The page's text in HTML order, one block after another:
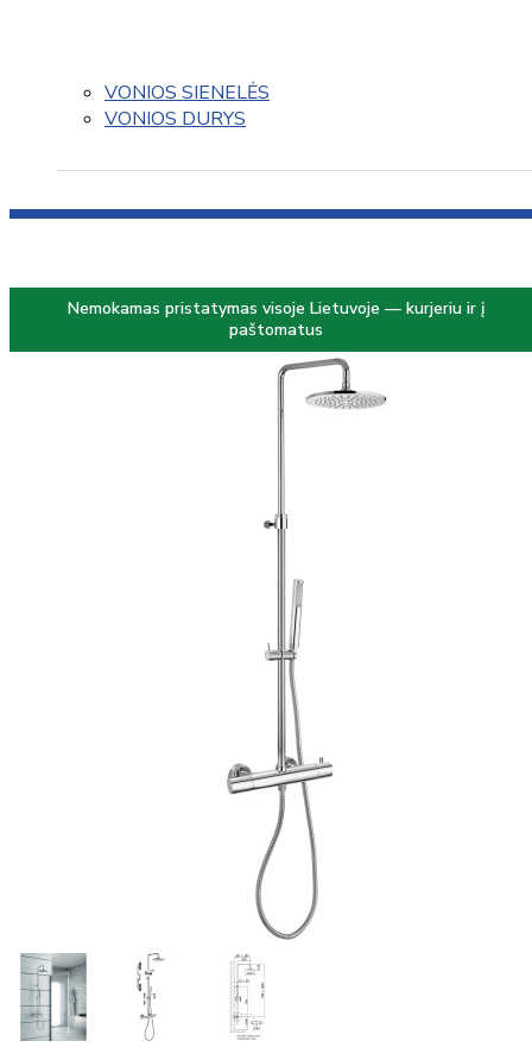
VONIOS SIENELĖS
VONIOS DURYS
Nemokamas pristatymas visoje Lietuvoje — kurjeriu ir į
paštomatus